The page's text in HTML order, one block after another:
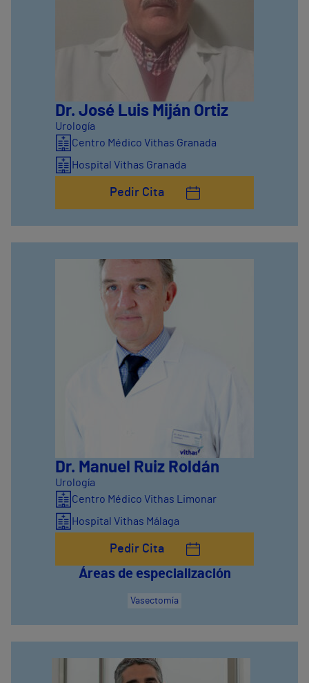
Dr. José Luis Miján Ortiz
Urología
Centro Médico Vithas Granada
Hospital Vithas Granada
Pedir Cita
Dr. Manuel Ruiz Roldán
Urología
Centro Médico Vithas Limonar
Hospital Vithas Málaga
Pedir Cita
Áreas de especialización
Vasectomía